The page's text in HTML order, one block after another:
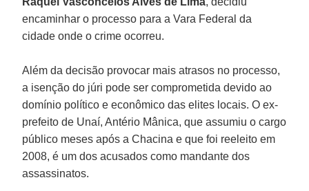
encaminhar o processo para a Vara Federal da
cidade onde o crime ocorreu.
Além da decisão provocar mais atrasos no processo,
a isenção do júri pode ser comprometida devido ao
domínio político e econômico das elites locais. O ex-
prefeito de Unaí, Antério Mânica, que assumiu o cargo
público meses após a Chacina e que foi reeleito em
2008, é um dos acusados como mandante dos
assassinatos.